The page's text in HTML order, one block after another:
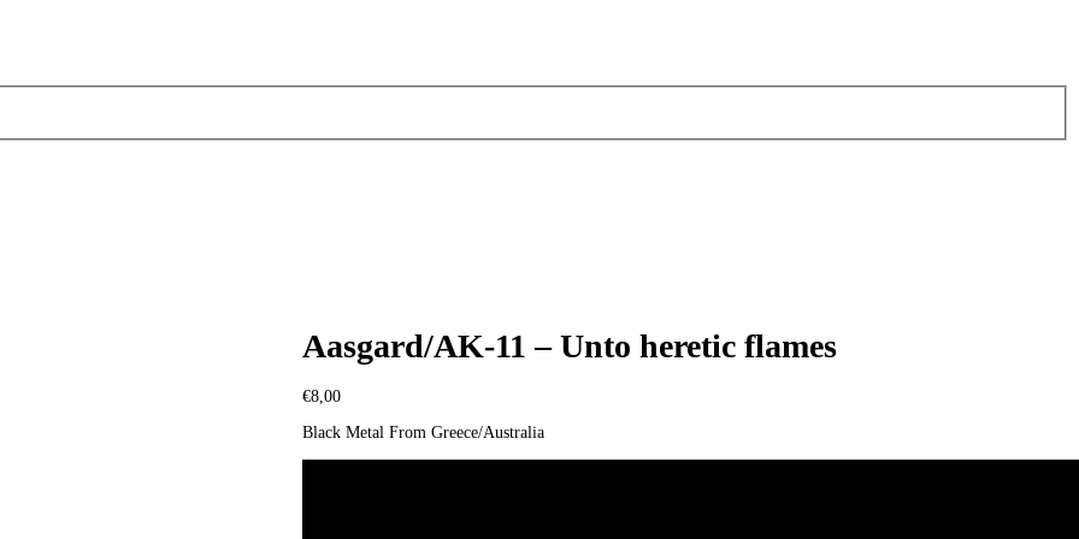
Aasgard/AK-11 – Unto heretic flames
€8,00
Black Metal From Greece/Australia